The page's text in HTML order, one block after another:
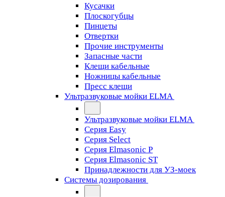
Кусачки
Плоскогубцы
Пинцеты
Отвертки
Прочие инструменты
Запасные части
Клещи кабельные
Ножницы кабельные
Пресс клещи
Ультразвуковые мойки ELMA
Ультразвуковые мойки ELMA
Серия Easy
Серия Select
Серия Elmasonic P
Серия Elmasonic ST
Принадлежности для УЗ-моек
Системы дозирования